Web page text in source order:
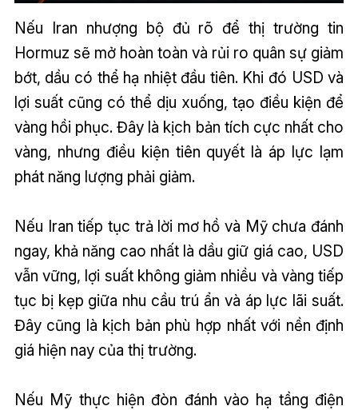
Nếu Iran nhượng bộ đủ rõ để thị trường tin
Hormuz sẽ mở hoàn toàn và rủi ro quân sự giảm
bớt, dầu có thể hạ nhiệt đầu tiên. Khi đó USD và
lợi suất cũng có thể dịu xuống, tạo điều kiện để
vàng hồi phục. Đây là kịch bản tích cực nhất cho
vàng, nhưng điều kiện tiên quyết là áp lực lạm
phát năng lượng phải giảm.
Nếu Iran tiếp tục trả lời mơ hồ và Mỹ chưa đánh
ngay, khả năng cao nhất là dầu giữ giá cao, USD
vẫn vững, lợi suất không giảm nhiều và vàng tiếp
tục bị kẹp giữa nhu cầu trú ẩn và áp lực lãi suất.
Đây cũng là kịch bản phù hợp nhất với nền định
giá hiện nay của thị trường.
Nếu Mỹ thực hiện đòn đánh vào hạ tầng điện